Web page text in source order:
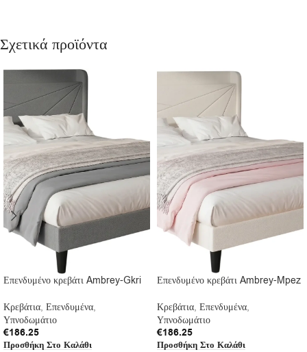
Σχετικά προϊόντα
Επενδυμένο κρεβάτι Ambrey-Gkri
Κρεβάτια, Επενδυμένα,
Υπνοδωμάτιο
€186.25
Προσθήκη Στο Καλάθι
Επενδυμένο κρεβάτι Ambrey-Mpez
Κρεβάτια, Επενδυμένα,
Υπνοδωμάτιο
€186.25
Προσθήκη Στο Καλάθι